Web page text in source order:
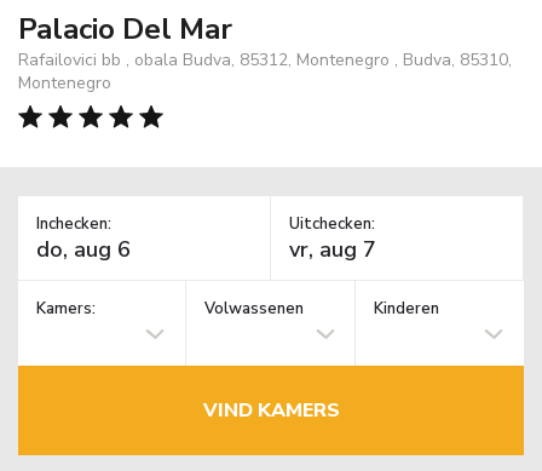
Palacio Del Mar
Rafailovici bb , obala Budva, 85312, Montenegro , Budva, 85310,
Montenegro
Inchecken: Uitchecken:
Kamers: Volwassenen Kinderen
VIND KAMERS